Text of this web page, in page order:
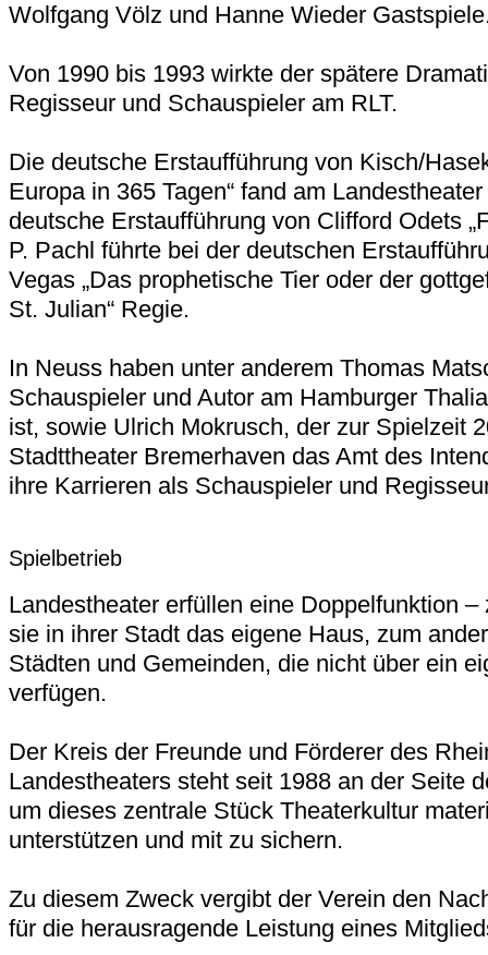
Wolfgang Völz und Hanne Wieder
Von 1990 bis 1993 wirkte der spätere
Regisseur und Schauspieler am RLT.
Die deutsche Erstaufführung von Kisch/
Europa in 365 Tagen“ fand am
deutsche Erstaufführung von Clifford Odets
P. Pachl führte bei der deutschen
Vegas „Das prophetische Tier oder der
St. Julian“ Regie.
In Neuss haben unter anderem Thomas
Schauspieler und Autor am Hamburger
ist, sowie Ulrich Mokrusch, der zur Spielzeit
Stadttheater Bremerhaven das Amt des
ihre Karrieren als Schauspieler und
Spielbetrieb
Landestheater erfüllen eine Doppelfunktion
sie in ihrer Stadt das eigene Haus, zum
Städten und Gemeinden, die nicht über ein
verfügen.
Der Kreis der Freunde und Förderer des
Landestheaters steht seit 1988 an der Seite
um dieses zentrale Stück Theaterkultur
unterstützen und mit zu sichern.
Zu diesem Zweck vergibt der Verein den
für die herausragende Leistung eines